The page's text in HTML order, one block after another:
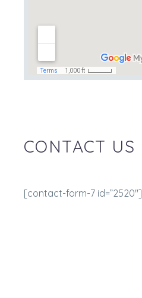
CONTACT US
[contact-form-7 id=”2520″]